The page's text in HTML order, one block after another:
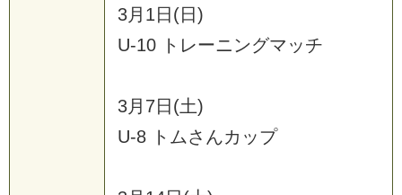
3月 1 日 (日 )
U-10 ト レーニングマ ッチ
3月 7日 (土)
U-8 ト ムさ んカ ップ